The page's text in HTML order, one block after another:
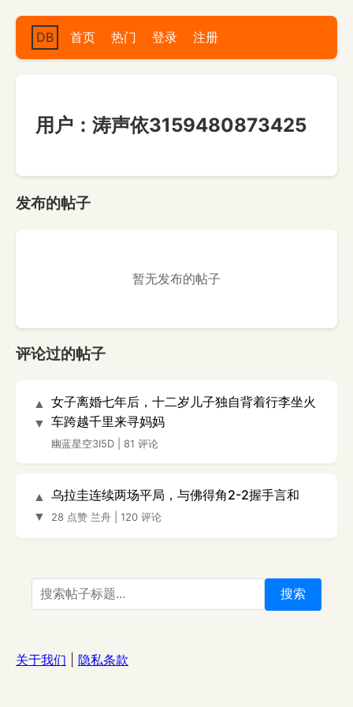
DB 首页 热门 登录 注册
用户：涛声依3159480873425
发布的帖子
暂无发布的帖子
评论过的帖子
▲
▼
女子离婚七年后，十二岁儿子独自背着行李坐火
车跨越千里来寻妈妈
幽蓝星空3I5D 81 评论
▲
▼
乌拉圭连续两场平局，与佛得角2-2握手言和
28 点赞 兰舟 120 评论
搜索
关于我们 隐私条款